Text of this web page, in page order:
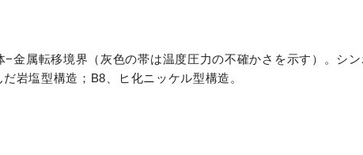
金属転移境界（灰色の帯は温度圧力の不確かさを示す）。シ
岩塩型構造；B8、ヒ化ニッケル型構造。